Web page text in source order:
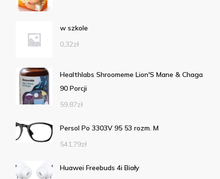
w szkole
0,32zł
Healthlabs Shroomeme Lion'S Mane & Chaga
90 Porcji
59,87zł
Persol Po 3303V 95 53 rozm. M
541,79zł
Huawei Freebuds 4i Biały